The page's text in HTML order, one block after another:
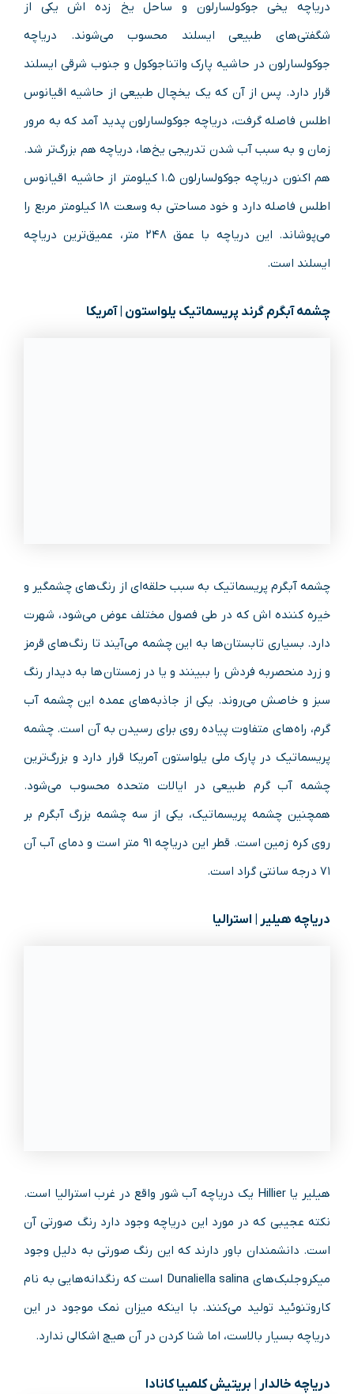
دریاچه یخی جوکولسارلون و ساحل یخ زده اش یکی از
شگفتی‌های طبیعی ایسلند محسوب می‌شوند. دریاچه
جوکولسارلون در حاشیه پارک واتناجوکول و جنوب شرقی ایسلند
قرار دارد. پس از آن که یک یخچال طبیعی از حاشیه اقیانوس
اطلس فاصله گرفت، دریاچه جوکولسارلون پدید آمد که به مرور
زمان و به سبب آب شدن تدریجی یخ‌ها، دریاچه هم بزرگ‌تر شد.
هم اکنون دریاچه جوکولسارلون ۱.۵ کیلومتر از حاشیه اقیانوس
اطلس فاصله دارد و خود مساحتی به وسعت ۱۸ کیلومتر مربع را
می‌پوشاند. این دریاچه با عمق ۲۴۸ متر، عمیق‌ترین دریاچه
ایسلند است.
چشمه آبگرم گرند پریسماتیک یلواستون | آمریکا
چشمه آبگرم پریسماتیک به سبب حلقه‌ای از رنگ‌های چشمگیر و
خیره کننده اش که در طی فصول مختلف عوض می‌شود، شهرت
دارد. بسیاری تابستان‌ها به این چشمه می‌آیند تا رنگ‌های قرمز
و زرد منحصربه فردش را ببینند و یا در زمستان‌ها به دیدار رنگ
سبز و خاصش می‌روند. یکی از جاذبه‌های عمده این چشمه آب
گرم، راه‌های متفاوت پیاده روی برای رسیدن به آن است. چشمه
پریسماتیک در پارک ملی یلواستون آمریکا قرار دارد و بزرگ‌ترین
چشمه آب گرم طبیعی در ایالات متحده محسوب می‌شود.
همچنین چشمه پریسماتیک، یکی از سه چشمه بزرگ آبگرم بر
روی کره زمین است. قطر این دریاچه ۹۱ متر است و دمای آب آن
۷۱ درجه سانتی گراد است.
دریاچه هیلیر | استرالیا
هیلیر یا Hillier یک دریاچه آب شور واقع در غرب استرالیا است.
نکته عجیبی که در مورد این دریاچه وجود دارد رنگ صورتی آن
است. دانشمندان باور دارند که این رنگ صورتی به دلیل وجود
میکروجلبک‌های Dunaliella salina است که رنگدانه‌هایی به نام
کاروتنوئید تولید می‌کنند. با اینکه میزان نمک موجود در این
دریاچه بسیار بالاست، اما شنا کردن در آن هیچ اشکالی ندارد.
دریاچه خالدار | بریتیش کلمبیا کانادا